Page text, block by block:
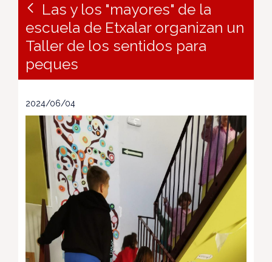
Las y los "mayores" de la
escuela de Etxalar organizan un
Taller de los sentidos para
peques
2024/06/04